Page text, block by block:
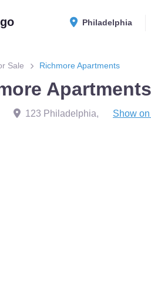
Philadelphia
Sale Richmore Apartments
Apartments
123 Philadelphia, Show